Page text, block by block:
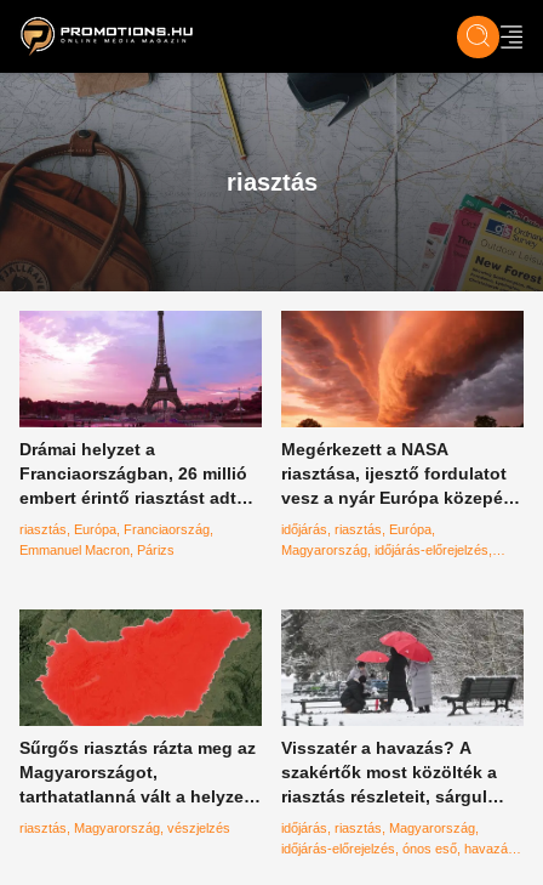
ZENE, FILM & KULT ÉLET TECH &
riasztás
Drámai helyzet a
Franciaországban, 26 millió
embert érintő riasztást adtak
ki
riasztás Európa Franciaország
Emmanuel Macron Párizs
Megérkezett a NASA
riasztása, ijesztő fordulatot
vesz a nyár Európa közepén,
Magyarországon is
időjárás riasztás
Európa
Magyarország időjárás-előrejelzés
Sűrgős riasztás rázta meg az
Magyarországot,
tarthatatlanná vált a helyzet,
ami hamarabb
riasztás Magyarország vészjelzés
Visszatér a havazás? A
szakértők most közölték a
riasztás részleteit, sárgul
Magyarország térképe -
Időjárás-előrejelzés
időjárás riasztás
Magyarország
időjárás-előrejelzés ónos eső havazás